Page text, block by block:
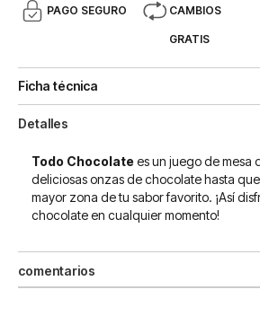
PAGO SEGURO CAMBIOS
GRATIS
Ficha técnica
Detalles
Todo Chocolate es un juego de mesa
deliciosas onzas de chocolate hasta
mayor zona de tu sabor favorito. ¡Así
chocolate en cualquier momento!
comentarios